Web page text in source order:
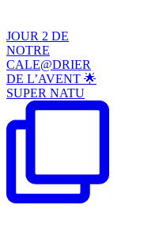
JOUR 2 DE
NOTRE
CALE@DRIER
DE L’AVENT 🌟
SUPER NATU